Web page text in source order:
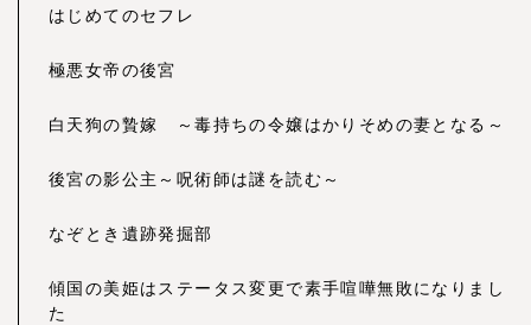
はじめてのセフレ
極悪女帝の後宮
白天狗の贄嫁 ～毒持ちの令嬢はかりそめの妻となる～
後宮の影公主～呪術師は謎を読む～
なぞとき遺跡発掘部
傾国の美姫はステータス変更で素手喧嘩無敗になりまし
た